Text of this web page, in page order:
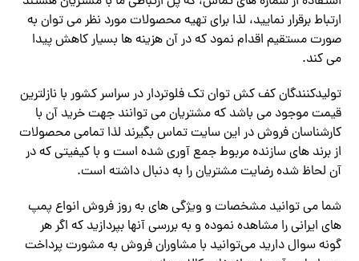
ارتباط برقرار نمایید، لذا برای تهیه محصولات مورد نظر می توان به
صورت مستقیم اقدام نمود که در آن هزینه ها بسیار کاهش پیدا
می کند.
تولیدکنندگان کف کش توان تک فلوتردار در سراسر کشور با نازلترین
قیمت موجود می باشد که مشتریان می توانند جهت خرید آن با
کارشناسان فروش در این سایت تماس بگیرند لذا تمامی محصولات
از برند های سازنده مربوط جمع آوری شده است و با کیفیتی که در
آن لحاظ شده رضایت مشتریان را به دنبال داشته است.
شما می توانید مشخصات و ویژگی های به روز فروش انواع پمپ
های ایرانی را مشاهده نموده و به بررسی آنها بپردازید که اگر هر
گونه سوال دارید می‌توانید با مشاوران فروش به مشورت پرداخت